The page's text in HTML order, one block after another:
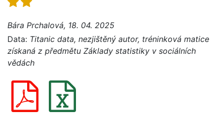
Bára Prchalová, 18. 04. 2025
Data: Titanic data, nezjištěný autor, tréninková matice
získaná z předmětu Základy statistiky v sociálních
vědách